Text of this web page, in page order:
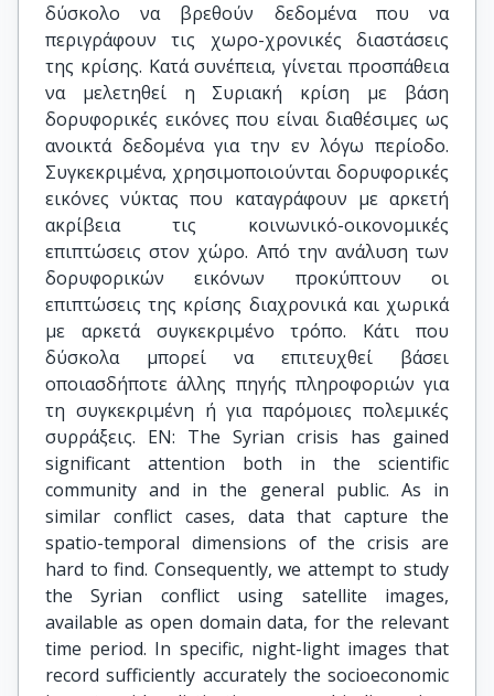
δύσκολο να βρεθούν δεδοµένα που να
περιγράφουν τις χωρο-χρονικές διαστάσεις
της κρίσης. Κατά συνέπεια, γίνεται προσπάθεια
να µελετηθεί η Συριακή κρίση µε βάση
δορυφορικές εικόνες που είναι διαθέσιµες ως
ανοικτά δεδοµένα για την εν λόγω περίοδο.
Συγκεκριµένα, χρησιµοποιούνται δορυφορικές
εικόνες νύκτας που καταγράφουν µε αρκετή
ακρίβεια τις κοινωνικό-οικονοµικές
επιπτώσεις στον χώρο. Από την ανάλυση των
δορυφορικών εικόνων προκύπτουν οι
επιπτώσεις της κρίσης διαχρονικά και χωρικά
µε αρκετά συγκεκριµένο τρόπο. Κάτι που
δύσκολα µπορεί να επιτευχθεί βάσει
οποιασδήποτε άλλης πηγής πληροφοριών για
τη συγκεκριµένη ή για παρόµοιες πολεµικές
συρράξεις. ΕΝ: The Syrian crisis has gained
significant attention both in the scientific
community and in the general public. As in
similar conflict cases, data that capture the
spatio-temporal dimensions of the crisis are
hard to find. Consequently, we attempt to study
the Syrian conflict using satellite images,
available as open domain data, for the relevant
time period. In specific, night-light images that
record sufficiently accurately the socioeconomic